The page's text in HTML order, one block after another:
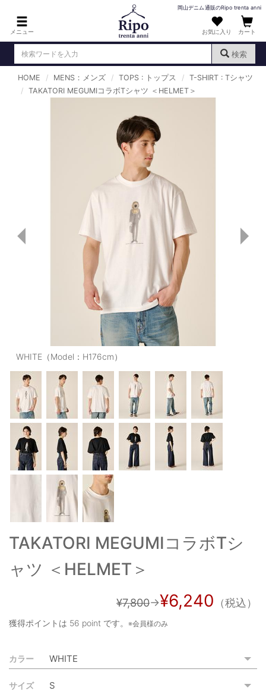
メニュー
岡山デニム通販のRipo trenta anni
お気に入り カート
検索
ログイン （新規会員登録）
T-SHIRT : Tシャツ
KNIT : ニット
SHIRT : シャツ
OUTERS : アウター
LADIES : レディース
DENIM : デニム
PANTS/SKIRT : パンツ・スカート
TOPS : トップス
OUTERS : アウター
OUTLET : アウトレット
MENS : メンズ
LADIES : レディース
新規会員登録
お買い物カゴ
ご利用ガイド
特定商取引法に基づく表記
お問い合わせ
HOME MENS：メンズ TOPS : トップス
T-SHIRT : Tシャツ
TAKATORI MEGUMIコラボTシャツ ＜HELMET＞
WHITE（Model：H176cm）
TAKATORI MEGUMIコラボTシ
ャツ ＜HELMET＞
¥7,800→¥6,240 （税込）
獲得ポイントは 56 point です。 ※会員様のみ
カラー
サイズ